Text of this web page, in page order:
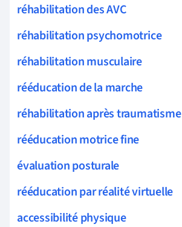
réhabilitation des AVC
réhabilitation psychomotrice
réhabilitation musculaire
rééducation de la marche
réhabilitation après traumatisme
rééducation motrice fine
évaluation posturale
rééducation par réalité virtuelle
accessibilité physique